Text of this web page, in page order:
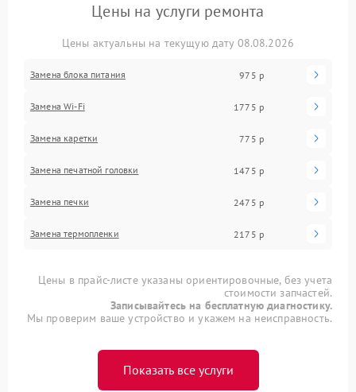
Цены на услуги ремонта
Цены актуальны на текущую дату 08.08.2026
Замена блока питания 975 р
Замена Wi-Fi 1775 р
Замена каретки 775 р
Замена печатной головки 1475 р
Замена печки 2475 р
Замена термопленки 2175 р
Цены в прайс-листе указаны ориентировочные, без учета
стоимости запчастей.
Записывайтесь на бесплатную диагностику.
Мы проверим ваше устройство и укажем на неисправность.
Показать все услуги